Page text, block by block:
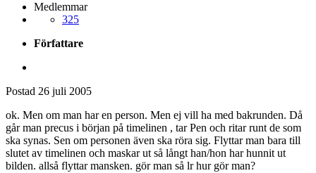
Medlemmar
325
Författare
Postad 26 juli 2005
ok. Men om man har en person. Men ej vill ha med bakrunden. Då
går man precus i början på timelinen , tar Pen och ritar runt de som
ska synas. Sen om personen även ska röra sig. Flyttar man bara till
slutet av timelinen och maskar ut så långt han/hon har hunnit ut
bilden. allså flyttar mansken. gör man så lr hur gör man?